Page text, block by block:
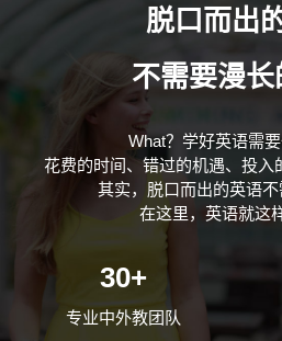
脱口而出
不需要漫
What？学好英语需要
花费的时间、错过的机遇、投
其实，脱口而出的英语
在这里，英语就这
30+
专业中外教团队